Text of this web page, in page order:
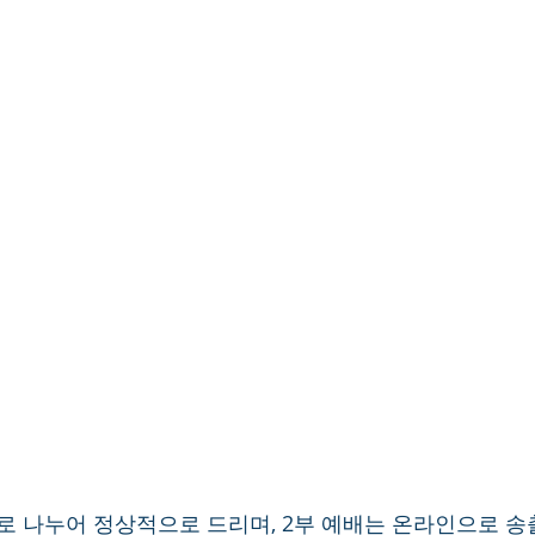
나누어 정상적으로 드리며, 2부 예배는 온라인으로 송